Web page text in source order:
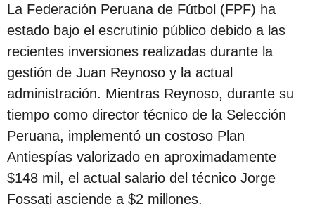
a
c
i
ó
n
2
a
ñ
o
s
La Federación Peruana de Fútbol (FPF) ha
estado bajo el escrutinio público debido a las
recientes inversiones realizadas durante la
gestión de Juan Reynoso y la actual
administración. Mientras Reynoso, durante su
tiempo como director técnico de la Selección
Peruana, implementó un costoso Plan
Antiespías valorizado en aproximadamente
$148 mil, el actual salario del técnico Jorge
Fossati asciende a $2 millones.